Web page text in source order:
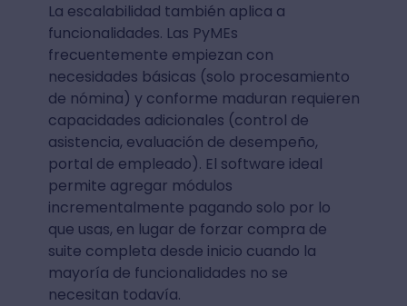
La escalabilidad también aplica a
funcionalidades. Las PyMEs
frecuentemente empiezan con
necesidades básicas (solo procesamiento
de nómina) y conforme maduran requieren
capacidades adicionales (control de
asistencia, evaluación de desempeño,
portal de empleado). El software ideal
permite agregar módulos
incrementalmente pagando solo por lo
que usas, en lugar de forzar compra de
suite completa desde inicio cuando la
mayoría de funcionalidades no se
necesitan todavía.